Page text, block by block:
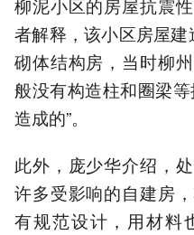
柳泥小区的房屋抗震
者解释，该小区房屋
砌体结构房，当时柳
般没有构造柱和圈梁
造成的”。
此外，庞少华介绍，
许多受影响的自建房
有规范设计，用材料